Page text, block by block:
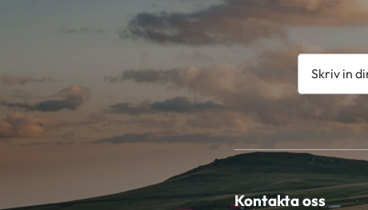
Kontakta oss